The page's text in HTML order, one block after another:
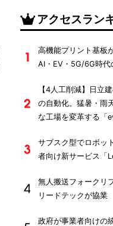
アクセスラン
高機能プリント基板
AI・EV・5G/6G時代
【4人工削減】日立
の自動化。猛暑・雨
な工場を変革する「
サブスク型でロボッ
者向け新サービス「
無人搬送フォークリ
リードテックが協業
政府が事業者向けの